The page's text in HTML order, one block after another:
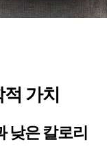
가치
낮은 칼로리